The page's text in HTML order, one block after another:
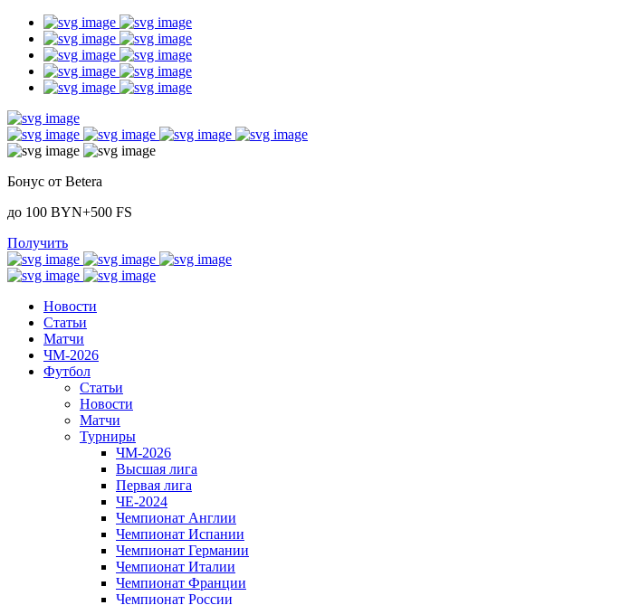
Бонус от Betera
до 100 BYN+500 FS
Получить
Новости
Статьи
Матчи
ЧМ-2026
Футбол
Статьи
Новости
Матчи
Турниры
ЧМ-2026
Высшая лига
Первая лига
ЧЕ-2024
Чемпионат Англии
Чемпионат Испании
Чемпионат Германии
Чемпионат Италии
Чемпионат Франции
Чемпионат России